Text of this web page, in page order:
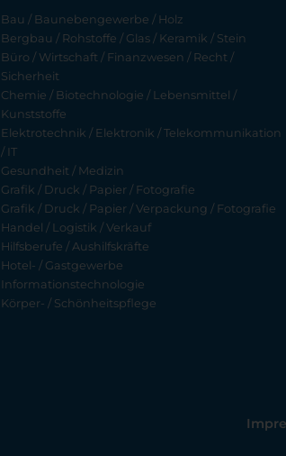
Bau / Baunebengewerbe / Holz
Bergbau / Rohstoffe / Glas / Keramik / Stein
Büro / Wirtschaft / Finanzwesen / Recht /
Sicherheit
Chemie / Biotechnologie / Lebensmittel /
Kunststoffe
Elektrotechnik / Elektronik / Telekommunikation
/ IT
Gesundheit / Medizin
Grafik / Druck / Papier / Fotografie
Grafik / Druck / Papier / Verpackung / Fotografie
Handel / Logistik / Verkauf
Hilfsberufe / Aushilfskräfte
Hotel- / Gastgewerbe
Informationstechnologie
Körper- / Schönheitspflege